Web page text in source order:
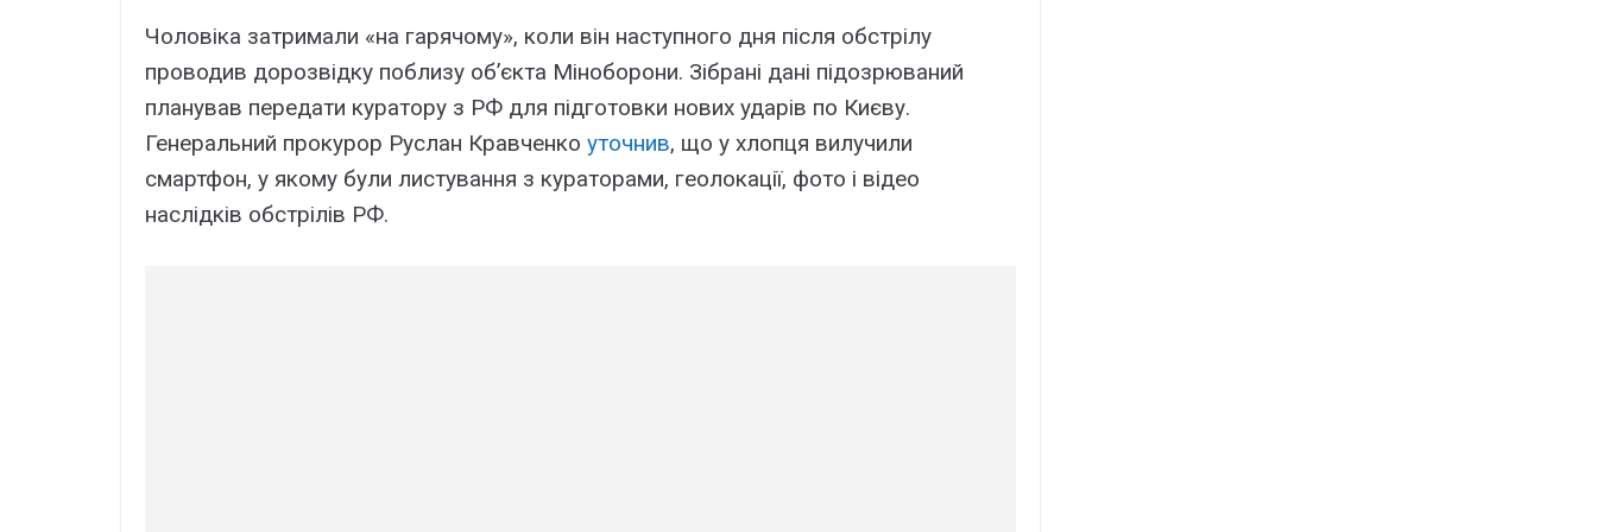
Чоловіка затримали «на гарячому», коли він наступного дня після обстрілу
проводив дорозвідку поблизу об’єкта Міноборони. Зібрані дані підозрюваний
планував передати куратору з РФ для підготовки нових ударів по Києву.
Генеральний прокурор Руслан Кравченко уточнив, що у хлопця вилучили
смартфон, у якому були листування з кураторами, геолокації, фото і відео
наслідків обстрілів РФ.